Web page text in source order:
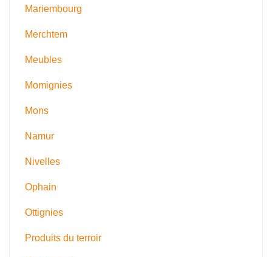
Mariembourg
Merchtem
Meubles
Momignies
Mons
Namur
Nivelles
Ophain
Ottignies
Produits du terroir